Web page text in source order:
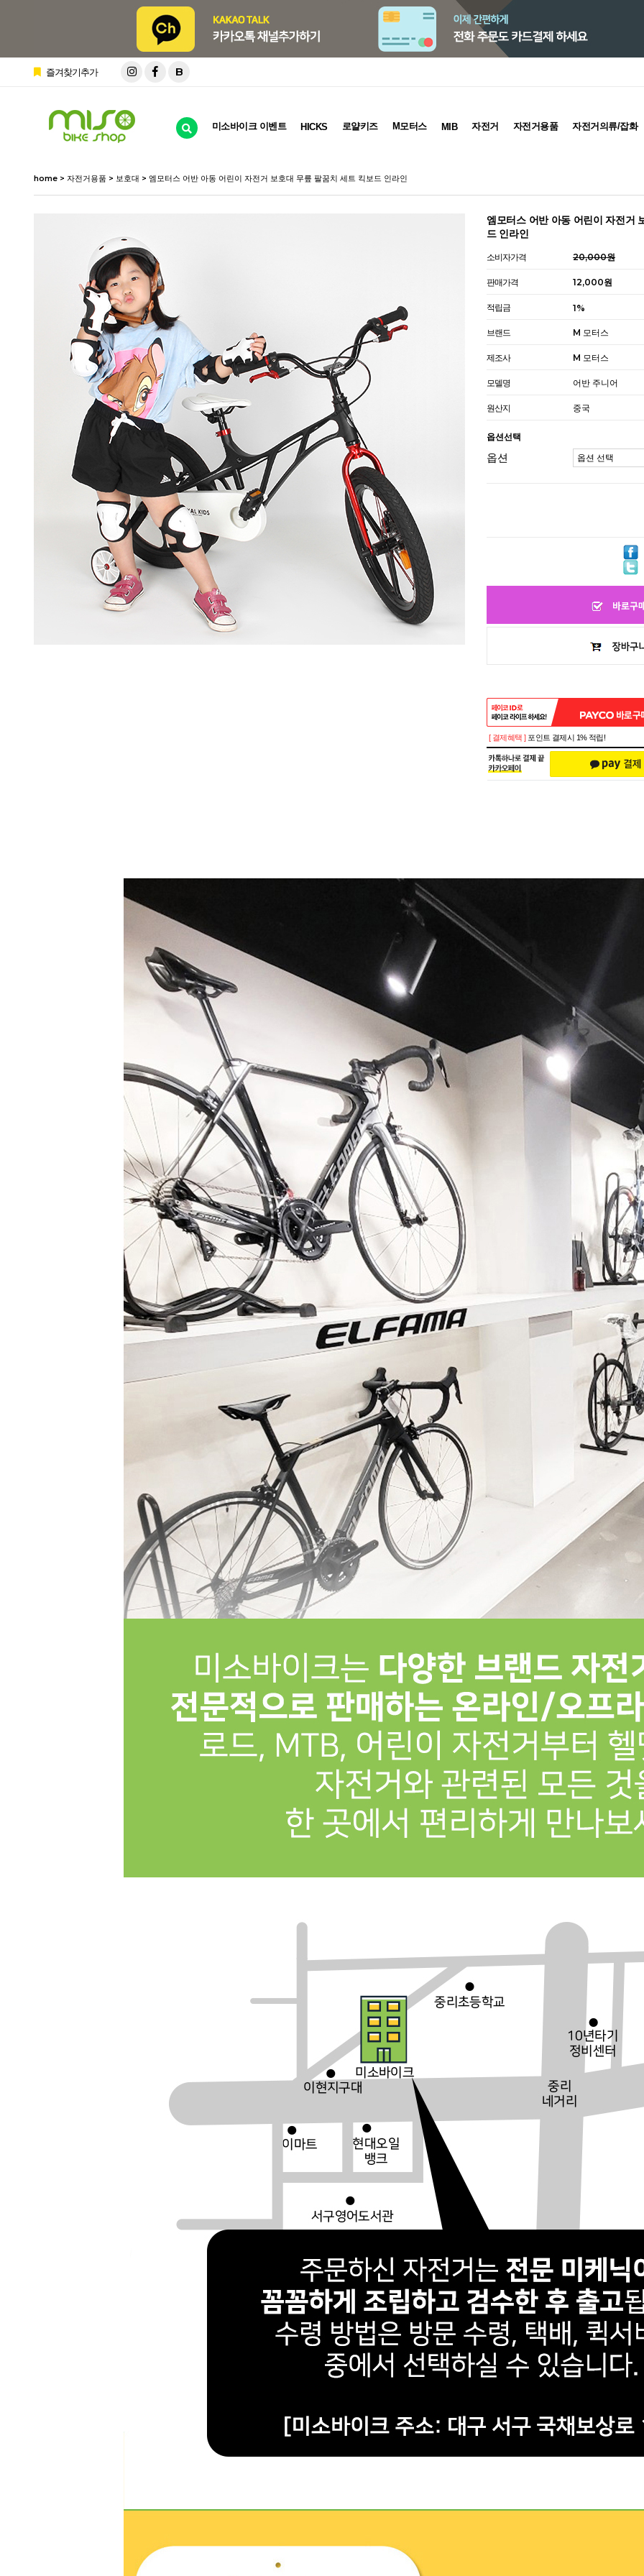
즐겨찾기추가 B
미소바이크 이벤트 HICKS 로얄키즈 M모터스 MIB 자전거 자전거용품 자전거의류/잡화
home > 자전거용품 > 보호대 > 엠모터스 어반 아동 어린이 자전거 보호대 무릎 팔꿈치 세트 킥보드 인라인
엠모터스 어반 아동 어린이 자전거
드 인라인
소비자가격 20,000원
판매가격 12,000원
적립금 1%
브랜드 M 모터스
제조사 M 모터스
모델명 어반 주니어
원산지 중국
옵션선택
옵션
페이코 ID로 페이코 라이
프 하세요!
[ 결제혜택 ] 포인트 결제시 1% 적립!